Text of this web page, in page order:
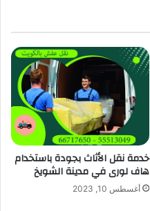
خدمة نقل الأثاث بجودة باستخدام
هاف لورى في مدينة الشويخ
أغسطس 10, 2023